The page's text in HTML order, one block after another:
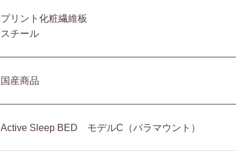
プリント化粧繊維板
スチール
国産商品
Active Sleep BED モデルC（パラマウント）